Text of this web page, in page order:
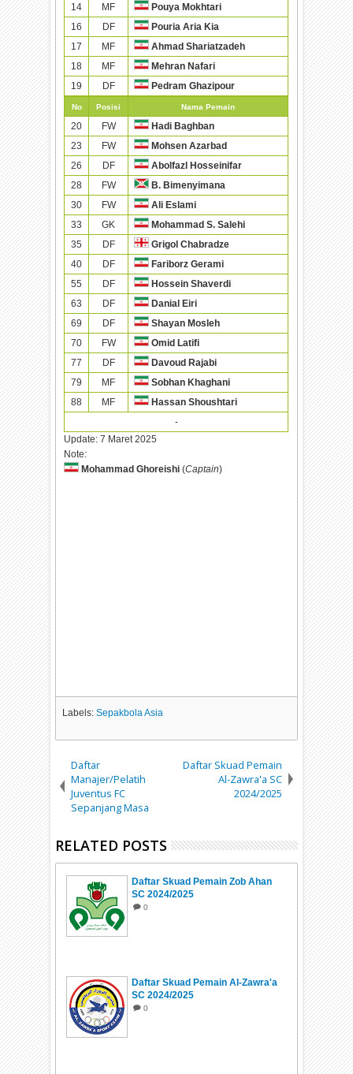
14
MF
Pouya Mokhtari
16
DF
Pouria Aria Kia
17
MF
Ahmad Shariatzadeh
18
MF
Mehran Nafari
19
DF Pedram Ghazipour
No Posisi Nama Pemain
20 FW
Hadi Baghban
23
FW
Mohsen Azarbad
26
DF
Abolfazl Hosseinifar
28
FW
B. Bimenyimana
30
FW
Ali Eslami
33
GK
Mohammad S. Salehi
35
DF
Grigol Chabradze
40
DF
Fariborz Gerami
55
DF
Hossein Shaverdi
63
DF
Danial Eiri
69
DF
Shayan Mosleh
70
FW
Omid Latifi
77
DF
Davoud Rajabi
79
MF
Sobhan Khaghani
88
MF
Hassan Shoushtari
-
Update:7 Maret 2025
Note:
Mohammad Ghoreishi (Captain)
Labels:Sepakbola Asia
Daftar
Manajer/Pelatih
Juventus FC
Sepanjang Masa
Daftar Skuad Pemain
Al-Zawra'a SC
2024/2025
RELATED POSTS
Daftar Skuad Pemain Zob Ahan
SC 2024/2025
0
Daftar Skuad Pemain Al-Zawra'a
SC 2024/2025
0